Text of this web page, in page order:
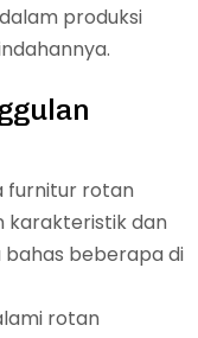
produksi
furnitur rotan
karakteristik dan
bahas beberapa di
rotan